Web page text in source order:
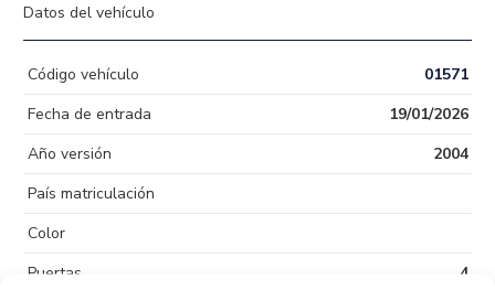
Datos del vehículo
Código vehículo
01571
Fecha de entrada
19/01/2026
Año versión
2004
País matriculación
Color
Puertas
4